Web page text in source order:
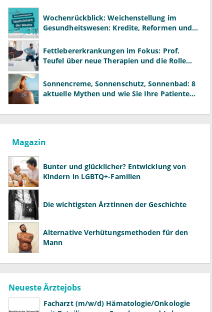
Wochenrückblick: Weichenstellung im
Gesundheitswesen: Kredite, Reformen und
Fettlebererkrankungen im Fokus: Prof.
Teufel über neue Therapien und die Rolle
Sonnencreme, Sonnenschutz, Sonnenbad: 8
aktuelle Mythen und wie Sie Ihre Patienten
Magazin
Bunter und glücklicher? Entwicklung von
Kindern in LGBTQ+-Familien
Die wichtigsten Ärztinnen der Geschichte
Alternative Verhütungsmethoden für den
Mann
Neueste Ärztejobs
Facharzt (m/w/d) Hämatologie/Onkologie